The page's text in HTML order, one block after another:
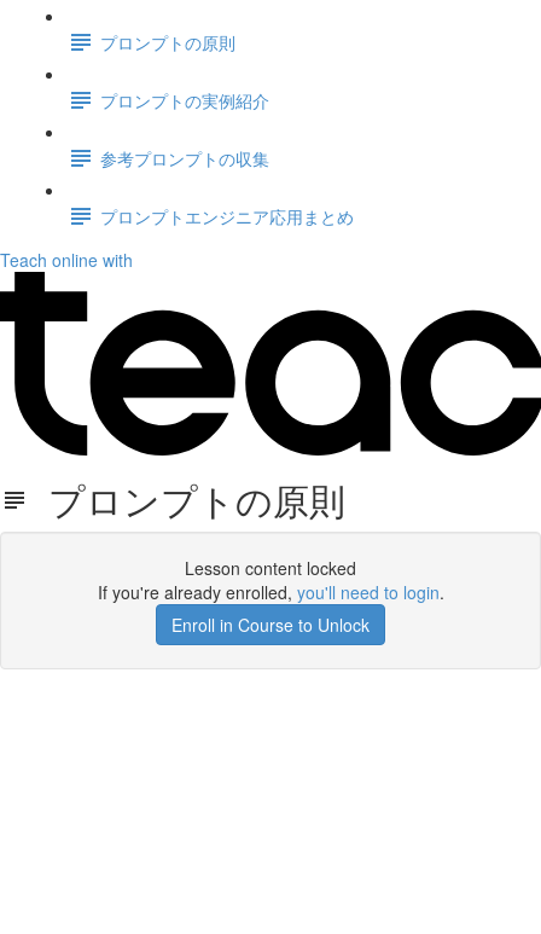
プロンプトの原則
プロンプトの実例紹介
参考プロンプトの収集
プロンプトエンジニア応用まとめ
Teach online with
プロンプトの原則
Lesson content locked
If you're already enrolled, you'll need to login.
Enroll in Course to Unlock